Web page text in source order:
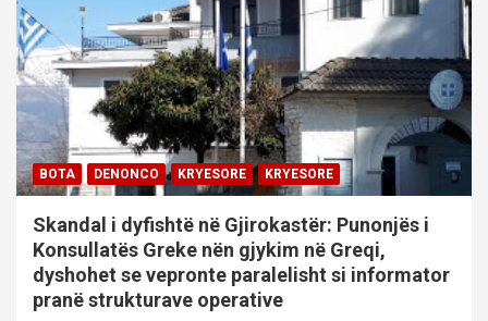
BOTA DENONCO KRYESORE KRYESORE
Skandal i dyfishtë në Gjirokastër: Punonjës i
Konsullatës Greke nën gjykim në Greqi,
dyshohet se vepronte paralelisht si informator
pranë strukturave operative